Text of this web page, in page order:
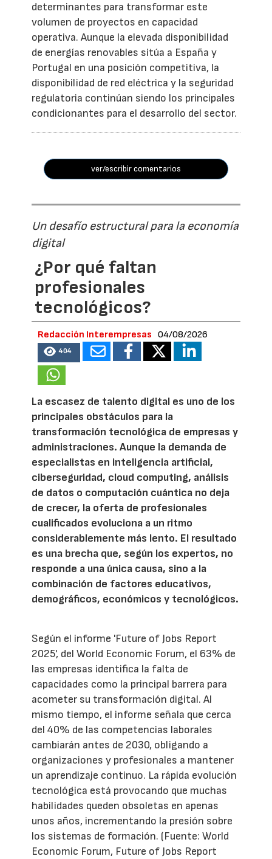
determinantes para transformar este
volumen de proyectos en capacidad
operativa. Aunque la elevada disponibilidad
de energías renovables sitúa a España y
Portugal en una posición competitiva, la
disponibilidad de red eléctrica y la seguridad
regulatoria continúan siendo los principales
condicionantes para el desarrollo del sector.
ver/escribir comentarios
Un desafío estructural para la economía
digital
¿Por qué faltan
profesionales
tecnológicos?
Redacción Interempresas 04/08/2026
404
La escasez de talento digital es uno de los
principales obstáculos para la
transformación tecnológica de empresas y
administraciones. Aunque la demanda de
especialistas en inteligencia artificial,
ciberseguridad, cloud computing, análisis
de datos o computación cuántica no deja
de crecer, la oferta de profesionales
cualificados evoluciona a un ritmo
considerablemente más lento. El resultado
es una brecha que, según los expertos, no
responde a una única causa, sino a la
combinación de factores educativos,
demográficos, económicos y tecnológicos.
Según el informe 'Future of Jobs Report
2025', del World Economic Forum, el 63% de
las empresas identifica la falta de
capacidades como la principal barrera para
acometer su transformación digital. Al
mismo tiempo, el informe señala que cerca
del 40% de las competencias laborales
cambiarán antes de 2030, obligando a
organizaciones y profesionales a mantener
un aprendizaje continuo. La rápida evolución
tecnológica está provocando que muchas
habilidades queden obsoletas en apenas
unos años, incrementando la presión sobre
los sistemas de formación. (Fuente: World
Economic Forum, Future of Jobs Report